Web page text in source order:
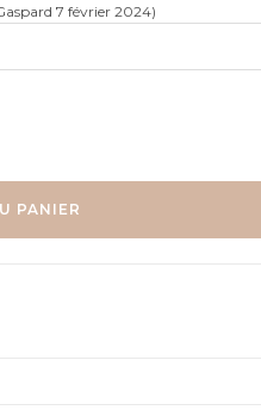
7 février 2024)
PANIER